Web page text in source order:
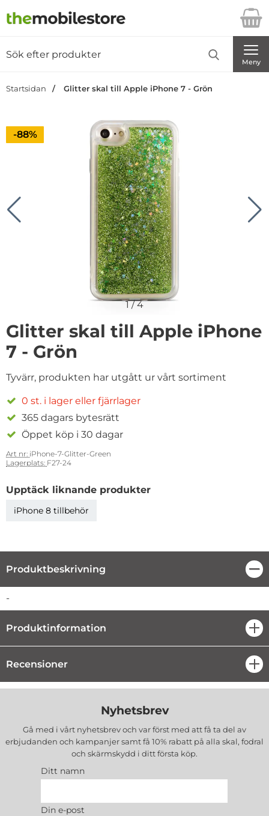
Startsidan för Danira Telecom AB
Meny
Startsidan Glitter skal till Apple iPhone 7 - Grön
Priset är nedsatt med
-88%
1/4
Glitter skal till Apple iPhone
7 - Grön
Tyvärr, produkten har utgått ur vårt sortiment
0 st. i lager eller fjärrlager
365 dagars bytesrätt
Öppet köp i 30 dagar
Art nr: iPhone-7-Glitter-Green
Lagerplats: F27-24
Upptäck liknande produkter
iPhone 8 tillbehör
Produktbeskrivning
Produktbeskrivning
-
Produktinformation
Recensioner
Nyhetsbrev
Gå med i vårt nyhetsbrev och var först med att få ta del av
erbjudanden och kampanjer samt få 10% rabatt på alla skal, fodral
och skärmskydd i ditt första köp.
Ditt namn
Din e-post